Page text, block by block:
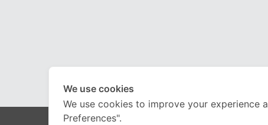
We use cookies
We use cookies to improve your experience
Preferences".